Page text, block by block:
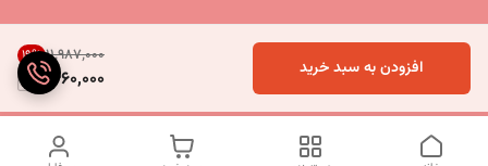
۱۱٬۹۸۷٬۰۰۰ 19%
9,660,000 افزودن به سبد خرید